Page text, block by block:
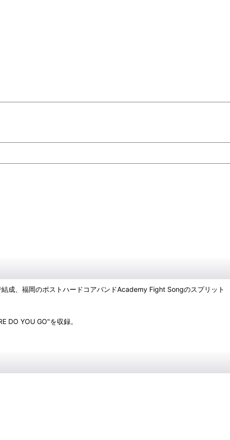
成、福岡のポストハードコアバンドAcademy Fight Songのスプリット
DO YOU GO"を収録。